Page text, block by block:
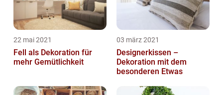
22 mai 2021
Fell als Dekoration für
mehr Gemütlichkeit
03 märz 2021
Designerkissen –
Dekoration mit dem
besonderen Etwas